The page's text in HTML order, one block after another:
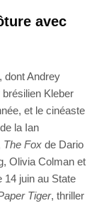
avec
dont Andrey
Kleber
et le cinéaste
la Ian
The Fox de Dario
Olivia Colman et
14 juin au State
Tiger, thriller